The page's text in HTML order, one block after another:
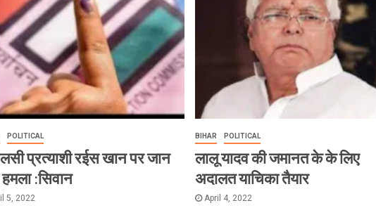
POLITICAL
प्रत्याशी रईस खान पर जान
:सिवान
5, 2022
BIHAR POLITICAL
लालू यादव की जमानत के के लिए
अदालत याचिका तैयार
April 4, 2022